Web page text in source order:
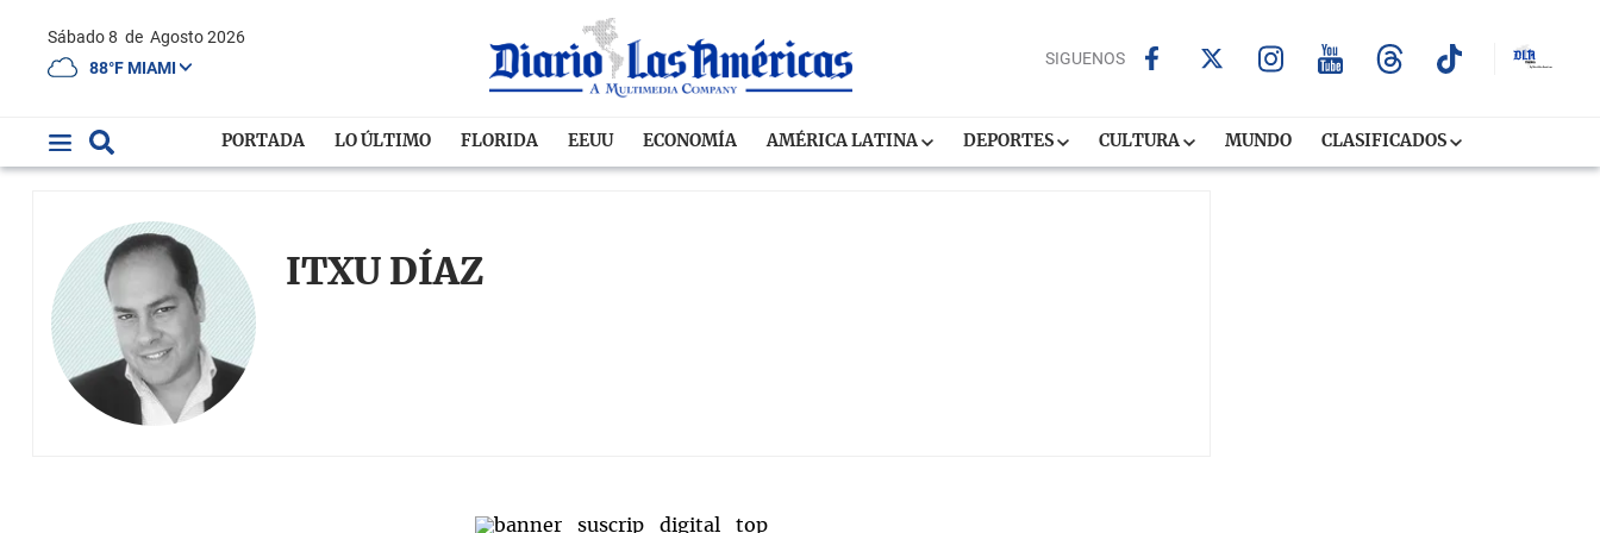
Sábado 8 de Agosto 2026
88°F MIAMI
SIGUENOS
PORTADA LO ÚLTIMO FLORIDA EEUU ECONOMÍA AMÉRICA LATINA DEPORTES CULTURA MUNDO CLASIFICADOS
ITXU DÍAZ